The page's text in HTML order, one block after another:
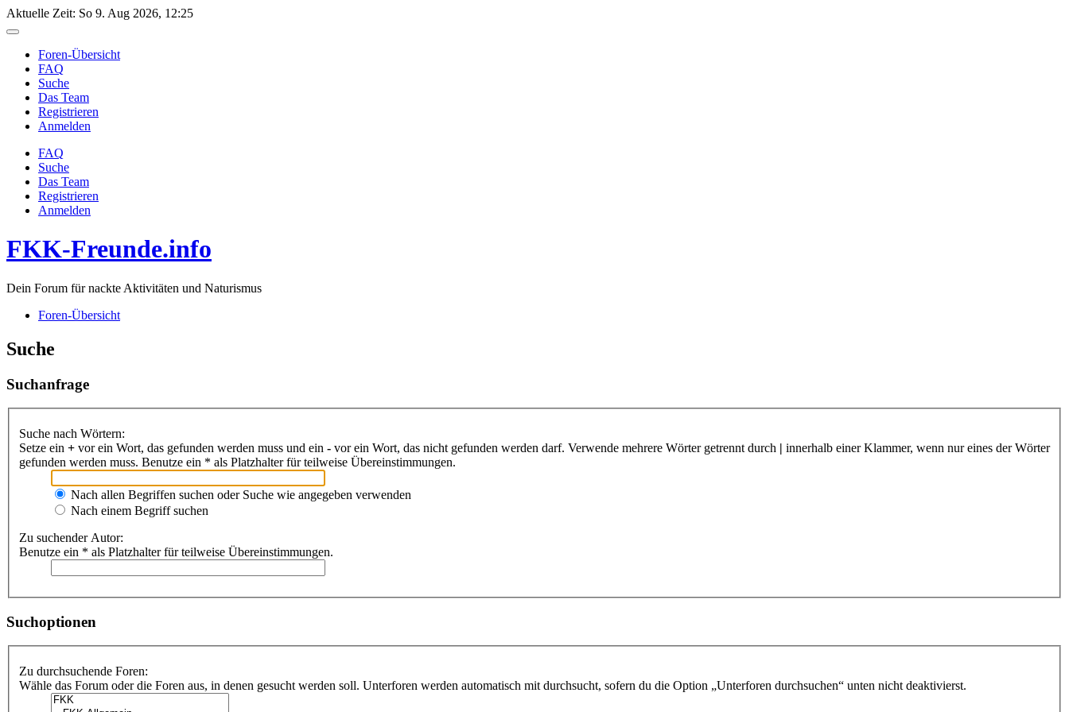
Aktuelle Zeit: So 9. Aug 2026, 12:25
Foren-Übersicht
FAQ
Suche
Das Team
Registrieren
Anmelden
FAQ
Suche
Das Team
Registrieren
Anmelden
FKK-Freunde.info
Dein Forum für nackte Aktivitäten und Naturismus
Foren-Übersicht
Suche
Suchanfrage
Suche nach Wörtern:
Setze ein + vor ein Wort, das gefunden werden muss und ein - vor ein Wort, das nicht gefunden werden darf. Verwende mehrere Wörter getrennt durch | innerhalb einer Klammer, wenn nur eines der Wörter
gefunden werden muss. Benutze ein * als Platzhalter für teilweise Übereinstimmungen.
Nach allen Begriffen suchen oder Suche wie angegeben verwenden
Nach einem Begriff suchen
Zu suchender Autor:
Benutze ein * als Platzhalter für teilweise Übereinstimmungen.
Suchoptionen
Zu durchsuchende Foren:
Wähle das Forum oder die Foren aus, in denen gesucht werden soll. Unterforen werden automatisch mit durchsucht, sofern du die Option „Unterforen durchsuchen“ unten nicht deaktivierst.